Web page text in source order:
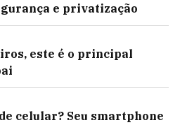
e privatização
este é o principal
celular? Seu smartphone